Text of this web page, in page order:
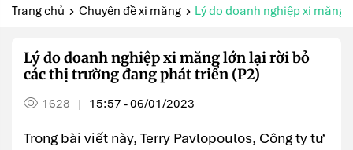
Trang chủ Chuyên đề xi măng Lý do doanh nghiệp xi măng
Lý do doanh nghiệp xi măng lớn lại rời bỏ
các thị trường đang phát triển (P2)
1628 | 15:57 - 06/01/2023
Trong bài viết này, Terry Pavlopoulos, Công ty tư